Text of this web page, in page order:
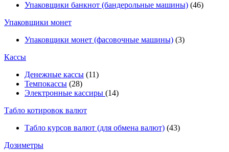
Упаковщики банкнот (бандерольные машины) (46)
Упаковщики монет
Упаковщики монет (фасовочные машины) (3)
Кассы
Денежные кассы (11)
Темпокассы (28)
Электронные кассиры (14)
Табло котировок валют
Табло курсов валют (для обмена валют) (43)
Дозиметры